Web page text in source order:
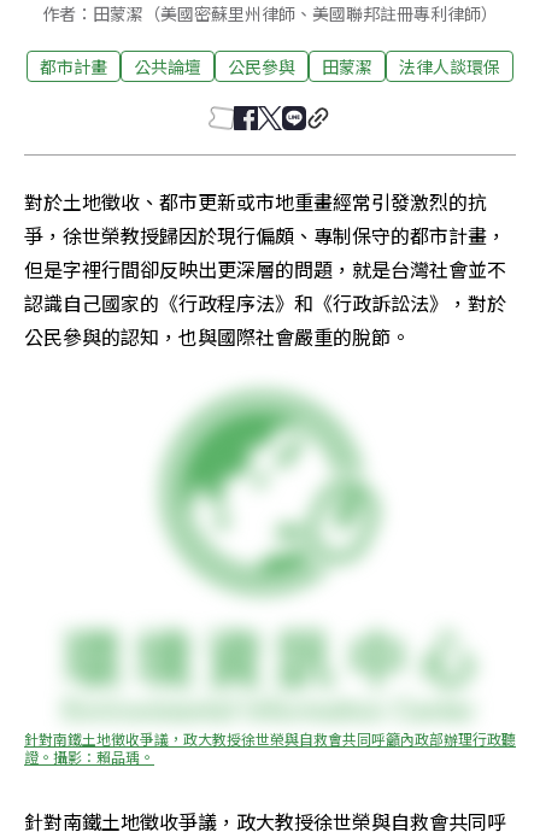
作者：田蒙潔（美國密蘇里州律師、美國聯邦註冊專利律師）
都市計畫 公共論壇 公民參與 田蒙潔 法律人談環保
對於土地徵收、都市更新或市地重畫經常引發激烈的抗
爭，徐世榮教授歸因於現行偏頗、專制保守的都市計畫，
但是字裡行間卻反映出更深層的問題，就是台灣社會並不
認識自己國家的《行政程序法》和《行政訴訟法》，對於
公民參與的認知，也與國際社會嚴重的脫節。
針對南鐵土地徵收爭議，政大教授徐世榮與自救會共同呼籲內政部辦理行政聽
證。攝影：賴品瑀。
針對南鐵土地徵收爭議，政大教授徐世榮與自救會共同呼